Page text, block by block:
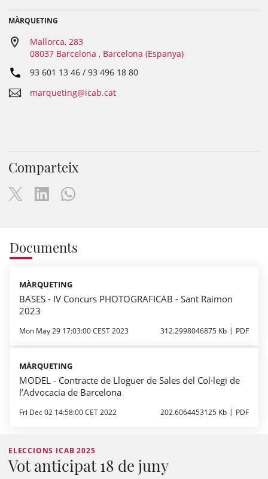
MÀRQUETING
Mallorca, 283
08037 Barcelona , Barcelona (Espanya)
93 601 13 46 / 93 496 18 80
marqueting@icab.cat
Comparteix
Documents
MÀRQUETING
BASES - IV Concurs PHOTOGRAFICAB - Sant Raimon
2023
Mon May 29 17:03:00 CEST 2023 312.2998046875 Kb PDF
MÀRQUETING
MODEL - Contracte de Lloguer de Sales del Col·legi de
l’Advocacia de Barcelona
Fri Dec 02 14:58:00 CET 2022 202.6064453125 Kb PDF
ELECCIONS ICAB 2025
Vot anticipat 18 de juny